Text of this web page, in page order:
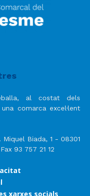
al costat dels
comarca excel·lent
Biada, 1 - 08301
93 757 21 12
xarxes socials